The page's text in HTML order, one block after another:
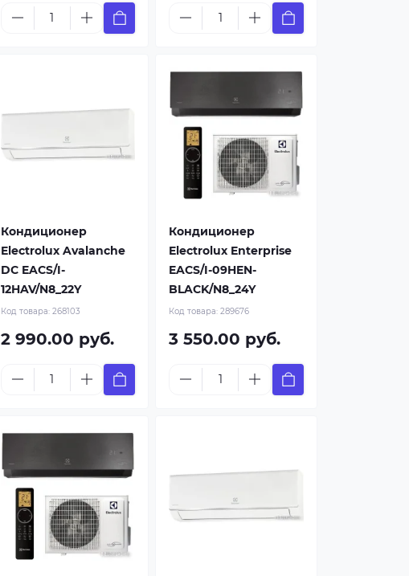
Кондиционер
Electrolux Avalanche
DC EACS/I-
12HAV/N8_22Y
Код товара: 268103
2 990.00 руб.
Кондиционер
Electrolux Enterprise
EACS/I-09HEN-
BLACK/N8_24Y
Код товара:289676
3 550.00 руб.